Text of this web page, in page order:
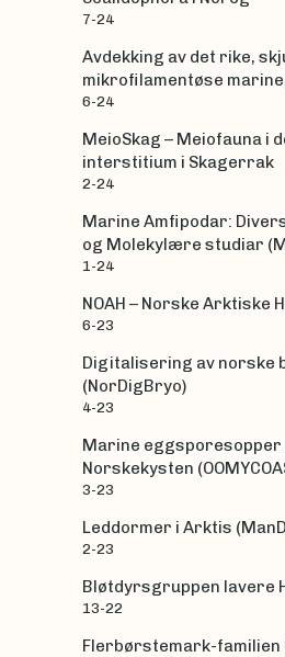
7-24
Avdekking av det rike,
mikrofilamentøse
6-24
MeioSkag – Meiofauna i
interstitium i Skagerrak
2-24
Marine Amfipodar:
og Molekylære studiar
1-24
NOAH – Norske Arktiske
6-23
Digitalisering av norske
(NorDigBryo)
4-23
Marine eggsporesopper
Norskekysten
3-23
Leddormer i Arktis
2-23
Bløtdyrsgruppen lavere
13-22
Flerbørstemark-familien